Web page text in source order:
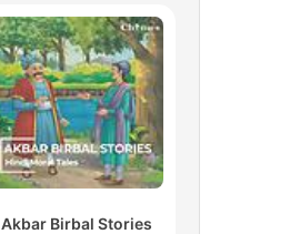
Akbar Birbal Stories